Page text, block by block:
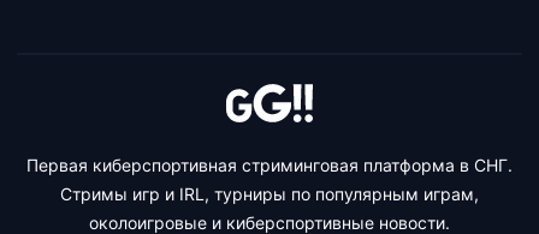
Первая киберспортивная стриминговая платформа в СНГ.
Стримы игр и IRL, турниры по популярным играм,
околоигровые и киберспортивные новости.